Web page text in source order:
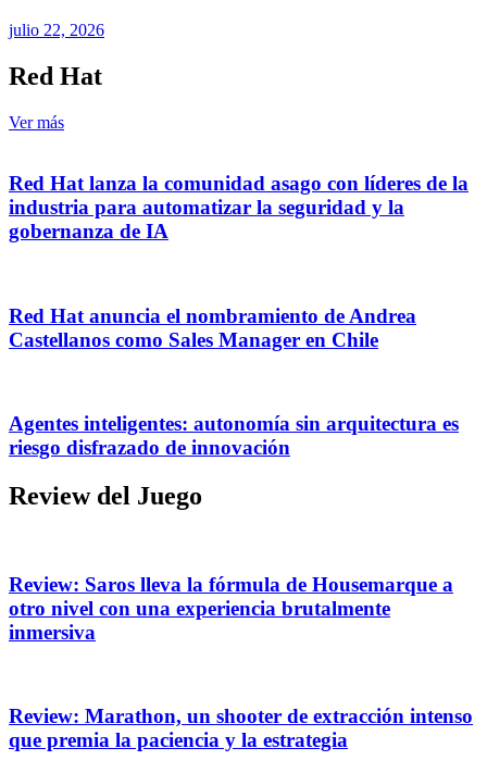
julio 22, 2026
Red Hat
Ver más
Red Hat lanza la comunidad asago con líderes de la
industria para automatizar la seguridad y la
gobernanza de IA
Red Hat anuncia el nombramiento de Andrea
Castellanos como Sales Manager en Chile
Agentes inteligentes: autonomía sin arquitectura es
riesgo disfrazado de innovación
Review del Juego
Review: Saros lleva la fórmula de Housemarque a
otro nivel con una experiencia brutalmente
inmersiva
Review: Marathon, un shooter de extracción intenso
que premia la paciencia y la estrategia